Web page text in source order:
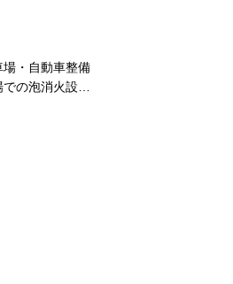
場・自動車整備
での泡消火設備
の開業時に必要
防設備